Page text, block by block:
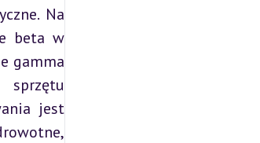
Na
beta w
gamma
sprzętu
jest